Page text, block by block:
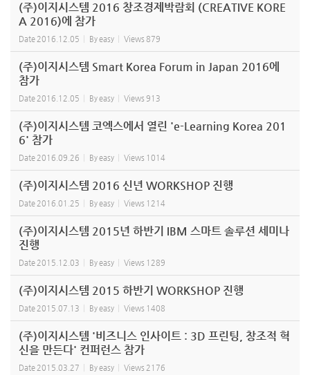
(주)이지시스템 2016 창조경제박람회 (CREATIVE KORE
A 2016)에 참가
Date 2016.12.05 Byeasy Views 879
(주)이지시스템 Smart Korea Forum in Japan 2016에
참가
Date 2016.12.05 Byeasy Views 913
(주)이지시스템 코엑스에서 열린 'e-Learning Korea 201
6' 참가
Date 2016.09.26 Byeasy Views 1014
(주)이지시스템 2016 신년 WORKSHOP 진행
Date 2016.01.25 Byeasy Views 1214
(주)이지시스템 2015년 하반기 IBM 스마트 솔루션 세미나
진행
Date 2015.12.03 Byeasy Views 1289
(주)이지시스템 2015 하반기 WORKSHOP 진행
Date 2015.07.13 Byeasy Views 1408
(주)이지시스템 '비즈니스 인사이트 : 3D 프린팅, 창조적 혁
신을 만든다' 컨퍼런스 참가
Date 2015.03.27 Byeasy Views 2176